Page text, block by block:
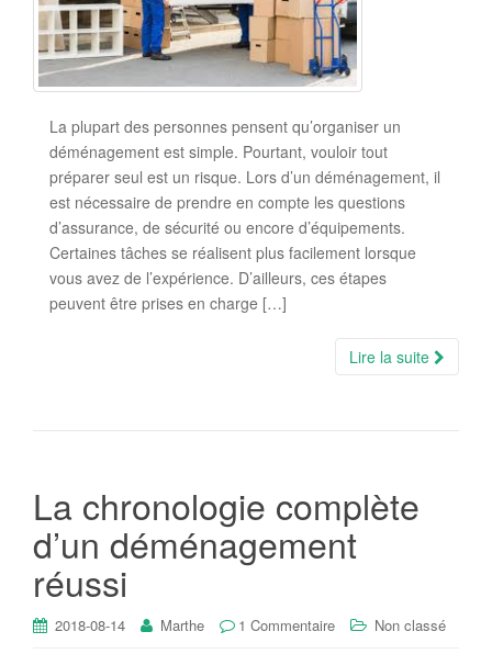
La plupart des personnes pensent qu’organiser un
déménagement est simple. Pourtant, vouloir tout
préparer seul est un risque. Lors d’un déménagement, il
est nécessaire de prendre en compte les questions
d’assurance, de sécurité ou encore d’équipements.
Certaines tâches se réalisent plus facilement lorsque
vous avez de l’expérience. D’ailleurs, ces étapes
peuvent être prises en charge […]
Lire la suite
La chronologie complète
d’un déménagement
réussi
2018-08-14 Marthe 1 Commentaire Non classé